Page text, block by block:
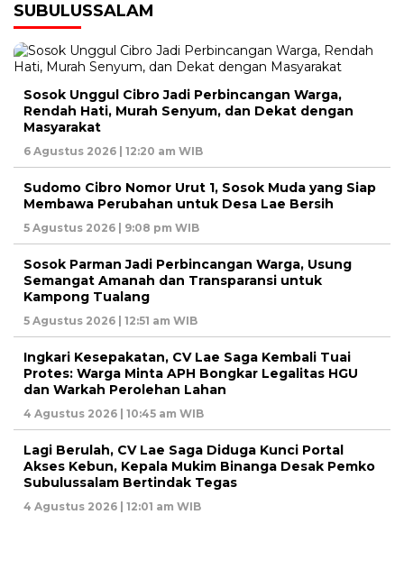
SUBULUSSALAM
Sosok Unggul Cibro Jadi Perbincangan Warga,
Rendah Hati, Murah Senyum, dan Dekat dengan
Masyarakat
6 Agustus 2026 | 12:20 am WIB
Sudomo Cibro Nomor Urut 1, Sosok Muda yang Siap
Membawa Perubahan untuk Desa Lae Bersih
5 Agustus 2026 | 9:08 pm WIB
Sosok Parman Jadi Perbincangan Warga, Usung
Semangat Amanah dan Transparansi untuk
Kampong Tualang
5 Agustus 2026 | 12:51 am WIB
Ingkari Kesepakatan, CV Lae Saga Kembali Tuai
Protes: Warga Minta APH Bongkar Legalitas HGU
dan Warkah Perolehan Lahan
4 Agustus 2026 | 10:45 am WIB
Lagi Berulah, CV Lae Saga Diduga Kunci Portal
Akses Kebun, Kepala Mukim Binanga Desak Pemko
Subulussalam Bertindak Tegas
4 Agustus 2026 | 12:01 am WIB